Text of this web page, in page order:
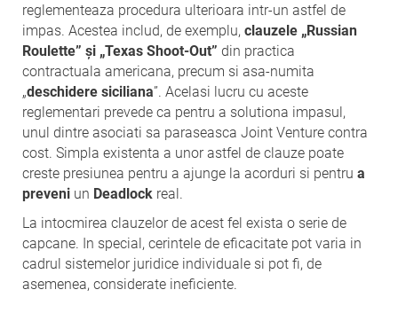
reglementeaza procedura ulterioara intr-un astfel de
impas. Acestea includ, de exemplu, clauzele „Russian
Roulette” și „Texas Shoot-Out” din practica
contractuala americana, precum si asa-numita
„deschidere siciliana”. Acelasi lucru cu aceste
reglementari prevede ca pentru a solutiona impasul,
unul dintre asociati sa paraseasca Joint Venture contra
cost. Simpla existenta a unor astfel de clauze poate
creste presiunea pentru a ajunge la acorduri si pentru a
preveni un Deadlock real.
La intocmirea clauzelor de acest fel exista o serie de
capcane. In special, cerintele de eficacitate pot varia in
cadrul sistemelor juridice individuale si pot fi, de
asemenea, considerate ineficiente.